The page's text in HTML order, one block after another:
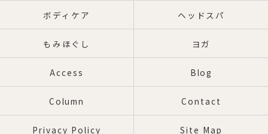
ボディケア ヘッドスパ
もみほぐし ヨガ
Access Blog
Column Contact
Privacy Policy Site Map